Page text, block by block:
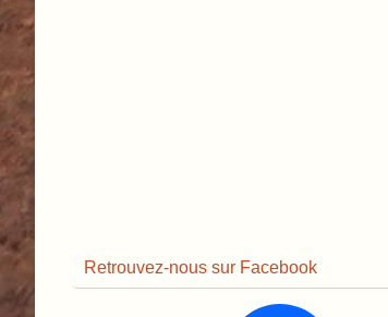
Retrouvez-nous sur Facebook